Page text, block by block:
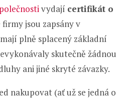
vydají certifikát o
firmy jsou zapsány v
plně splacený základní
skutečně žádnou
ani jiné skryté závazky.
nakupovat (ať už se jedná o